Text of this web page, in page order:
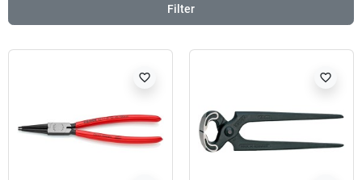
Filter
favorite_border favorite_border